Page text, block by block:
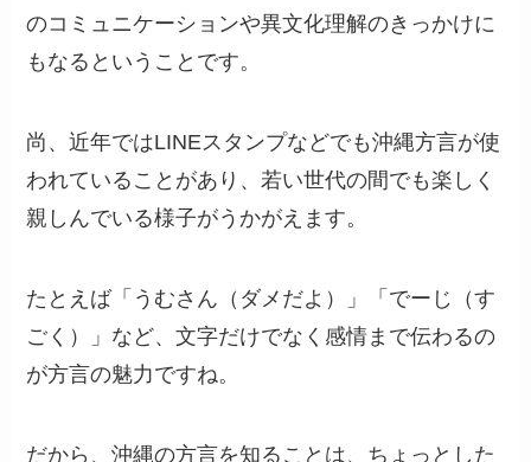
のコミュニケーションや異文化理解のきっかけに
もなるということです。
尚、近年ではLINEスタンプなどでも沖縄方言が使
われていることがあり、若い世代の間でも楽しく
親しんでいる様子がうかがえます。
たとえば「うむさん（ダメだよ）」「でーじ（す
ごく）」など、文字だけでなく感情まで伝わるの
が方言の魅力ですね。
だから、沖縄の方言を知ることは、ちょっとした